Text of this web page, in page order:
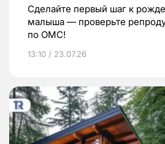
Сделайте первый шаг к
малыша — проверьте
по ОМС!
13:10 / 23.07.26